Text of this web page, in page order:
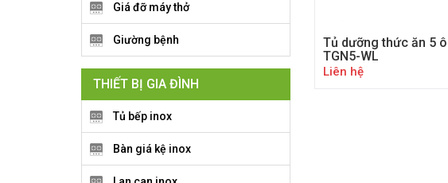
Giá đỡ máy thở
Giường bệnh
THIẾT BỊ GIA ĐÌNH
Tủ bếp inox
Bàn giá kệ inox
Tủ dưỡng thức ăn 5 ô
TGN5-WL
Liên hệ